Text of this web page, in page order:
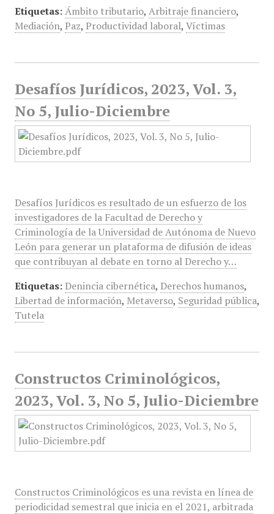
Etiquetas: Ámbito tributario, Arbitraje financiero,
Mediación, Paz, Productividad laboral, Víctimas
Desafíos Jurídicos, 2023, Vol. 3,
No 5, Julio-Diciembre
Desafíos Jurídicos es resultado de un esfuerzo de los
investigadores de la Facultad de Derecho y
Criminología de la Universidad de Autónoma de Nuevo
León para generar un plataforma de difusión de ideas
que contribuyan al debate en torno al Derecho y…
Etiquetas: Denincia cibernética, Derechos humanos,
Libertad de información, Metaverso, Seguridad pública,
Tutela
Constructos Criminológicos,
2023, Vol. 3, No 5, Julio-Diciembre
Constructos Criminológicos es una revista en línea de
periodicidad semestral que inicia en el 2021, arbitrada